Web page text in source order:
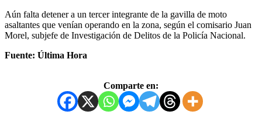
Aún falta detener a un tercer integrante de la gavilla de moto
asaltantes que venían operando en la zona, según el comisario Juan
Morel, subjefe de Investigación de Delitos de la Policía Nacional.
Fuente: Última Hora
Comparte en: